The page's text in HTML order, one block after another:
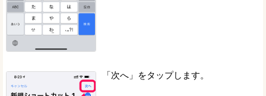
「次へ」をタップします。